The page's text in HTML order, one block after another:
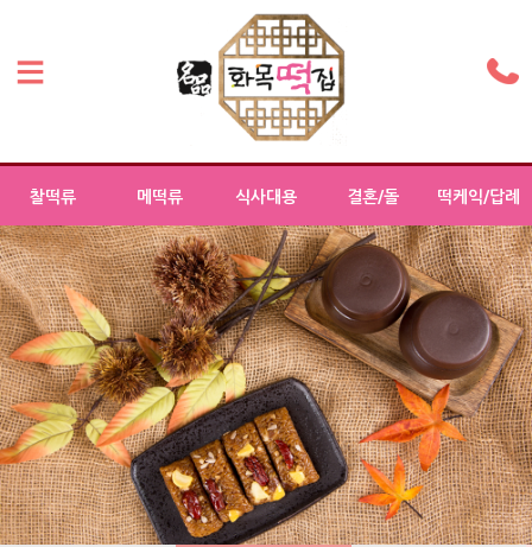
찰떡류 메떡류 식사대용 결혼/돌 떡케익/답례